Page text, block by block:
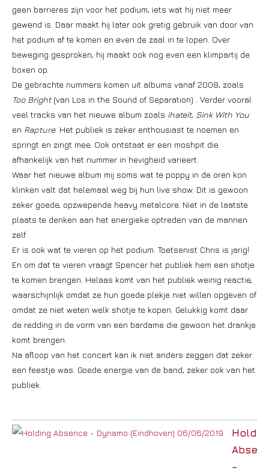
geen barrieres zijn voor het podium, iets wat hij niet meer
gewend is. Daar maakt hij later ook gretig gebruik van door van
het podium af te komen en even de zaal in te lopen. Over
beweging gesproken, hij maakt ook nog even een klimpartij de
boxen op.
De gebrachte nummers komen uit albums vanaf 2008, zoals
Too Bright(van Los in the Sound of Separation) . Verder vooral
veel tracks van het nieuwe album zoals ihateit, Sink With You
en Rapture. Het publiek is zeker enthousiast te noemen en
springt en zingt mee. Ook ontstaat er een moshpit die
afhankelijk van het nummer in hevigheid varieert.
Waar het nieuwe album mij soms wat te poppy in de oren kon
klinken valt dat helemaal weg bij hun live show. Dit is gewoon
zeker goede, opzwepende heavy metalcore. Niet in de laatste
plaats te denken aan het energieke optreden van de mannen
zelf.
Er is ook wat te vieren op het podium. Toetsenist Chris is jarig!
En om dat te vieren vraagt Spencer het publiek hem een shotje
te komen brengen. Helaas komt van het publiek weinig reactie,
waarschijnlijk omdat ze hun goede plekje niet willen opgeven of
omdat ze niet weten welk shotje te kopen. Gelukkig komt daar
de redding in de vorm van een bardame die gewoon het drankje
komt brengen.
Na afloop van het concert kan ik niet anders zeggen dat zeker
een feestje was. Goede energie van de band, zeker ook van het
publiek.
–